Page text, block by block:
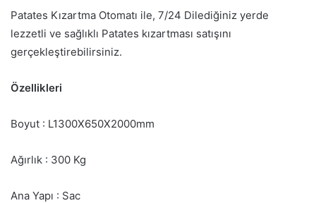
Patates Kızartma Otomatı ile, 7/24 Dilediğiniz yerde
lezzetli ve sağlıklı Patates kızartması satışını
gerçekleştirebilirsiniz.
Özellikleri
Boyut : L1300X650X2000mm
Ağırlık : 300 Kg
Ana Yapı : Sac